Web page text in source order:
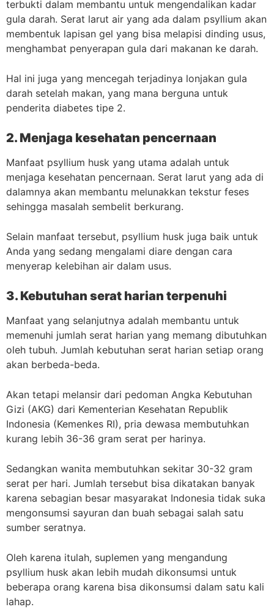
terbukti dalam membantu untuk mengendalikan kadar
gula darah. Serat larut air yang ada dalam psyllium akan
membentuk lapisan gel yang bisa melapisi dinding usus,
menghambat penyerapan gula dari makanan ke darah.
Hal ini juga yang mencegah terjadinya lonjakan gula
darah setelah makan, yang mana berguna untuk
penderita diabetes tipe 2.
2. Menjaga kesehatan pencernaan
Manfaat psyllium husk yang utama adalah untuk
menjaga kesehatan pencernaan. Serat larut yang ada di
dalamnya akan membantu melunakkan tekstur feses
sehingga masalah sembelit berkurang.
Selain manfaat tersebut, psyllium husk juga baik untuk
Anda yang sedang mengalami diare dengan cara
menyerap kelebihan air dalam usus.
3. Kebutuhan serat harian terpenuhi
Manfaat yang selanjutnya adalah membantu untuk
memenuhi jumlah serat harian yang memang dibutuhkan
oleh tubuh. Jumlah kebutuhan serat harian setiap orang
akan berbeda-beda.
Akan tetapi melansir dari pedoman Angka Kebutuhan
Gizi (AKG) dari Kementerian Kesehatan Republik
Indonesia (Kemenkes RI), pria dewasa membutuhkan
kurang lebih 36-36 gram serat per harinya.
Sedangkan wanita membutuhkan sekitar 30-32 gram
serat per hari. Jumlah tersebut bisa dikatakan banyak
karena sebagian besar masyarakat Indonesia tidak suka
mengonsumsi sayuran dan buah sebagai salah satu
sumber seratnya.
Oleh karena itulah, suplemen yang mengandung
psyllium husk akan lebih mudah dikonsumsi untuk
beberapa orang karena bisa dikonsumsi dalam satu kali
lahap.